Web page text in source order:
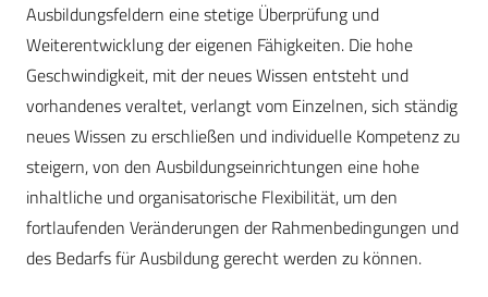
Ausbildungsfeldern eine stetige Überprüfung und
Weiterentwicklung der eigenen Fähigkeiten. Die hohe
Geschwindigkeit, mit der neues Wissen entsteht und
vorhandenes veraltet, verlangt vom Einzelnen, sich ständig
neues Wissen zu erschließen und individuelle Kompetenz zu
steigern, von den Ausbildungseinrichtungen eine hohe
inhaltliche und organisatorische Flexibilität, um den
fortlaufenden Veränderungen der Rahmenbedingungen und
des Bedarfs für Ausbildung gerecht werden zu können.